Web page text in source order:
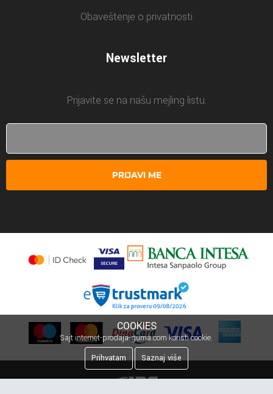
Obaveštenje o privatnosti
Newsletter
Prijavite se na našu mejling listu.
PRIJAVI ME
COOKIES
Sajt internet-prodaja-guma.com koristi cookie.
Prihvatam
Saznaj više